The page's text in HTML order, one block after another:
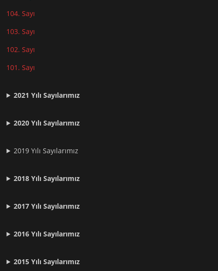
104. Sayı
103. Sayı
102. Sayı
101. Sayı
2021 Yılı Sayılarımız
2020 Yılı Sayılarımız
2019 Yılı Sayılarımız
2018 Yılı Sayılarımız
2017 Yılı Sayılarımız
2016 Yılı Sayılarımız
2015 Yılı Sayılarımız